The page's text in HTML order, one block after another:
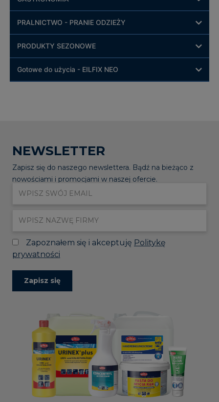
PRALNICTWO - PRANIE ODZIEŻY
PRODUKTY SEZONOWE
Gotowe do użycia - EILFIX NEO
NEWSLETTER
Zapisz się do naszego newslettera. Bądź na bieżąco z
nowościami i promocjami w naszej ofercie.
Zapoznałem się i akceptuję Politykę
prywatności
Zapisz się